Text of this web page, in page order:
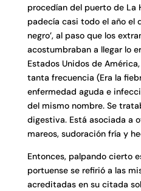
procedían del puerto de La
padecía casi todo el año el
negro’, al paso que los
acostumbraban a llegar lo
Estados Unidos de
tanta frecuencia (Era la
enfermedad aguda e
del mismo nombre. Se
digestiva. Está asociada a
mareos, sudoración fría y
Entonces, palpando cierto
portuense se refirió a las
acreditadas en su citada